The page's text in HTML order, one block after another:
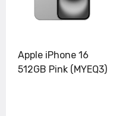
Apple iPhone 16
512GB Pink (MYEQ3)